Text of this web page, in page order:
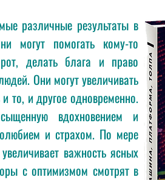
различные результаты в
могут помогать кому-то
делать блага и право
Они могут увеличивать
то, и другое одновременно.
вдохновением и
и страхом. По мере
важность ясных
с оптимизмом смотрят в